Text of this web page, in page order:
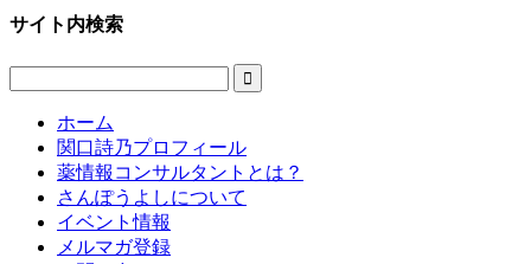
サイト内検索

ホーム
関口詩乃プロフィール
薬情報コンサルタントとは？
さんぽうよしについて
イベント情報
メルマガ登録